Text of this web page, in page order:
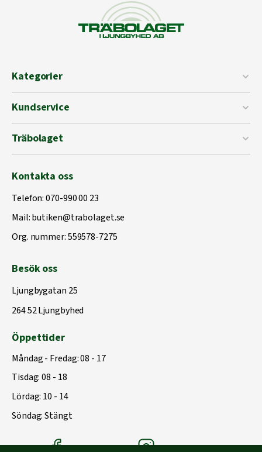
Kategorier
Kundservice
Träbolaget
Kontakta oss
Telefon:070-990 00 23
Mail:butiken@trabolaget.se
Org. nummer: 559578-7275
Besök oss
Ljungbygatan 25
264 52 Ljungbyhed
Öppettider
Måndag - Fredag: 08 - 17
Tisdag: 08 - 18
Lördag: 10 - 14
Söndag: Stängt